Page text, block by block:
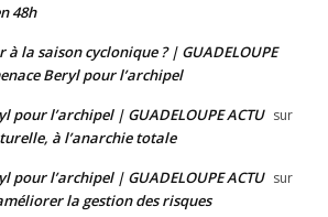
48h
la saison cyclonique ? | GUADELOUPE
Beryl pour l’archipel
pour l’archipel | GUADELOUPE ACTU sur
à l’anarchie totale
pour l’archipel | GUADELOUPE ACTU sur
la gestion des risques